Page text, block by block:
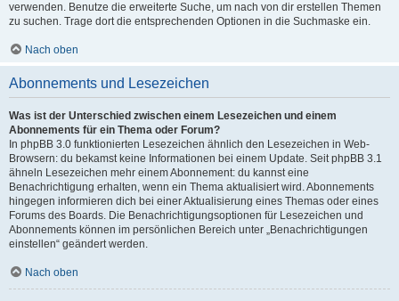
verwenden. Benutze die erweiterte Suche, um nach von dir erstellen Themen
zu suchen. Trage dort die entsprechenden Optionen in die Suchmaske ein.
Nach oben
Abonnements und Lesezeichen
Was ist der Unterschied zwischen einem Lesezeichen und einem
Abonnements für ein Thema oder Forum?
In phpBB 3.0 funktionierten Lesezeichen ähnlich den Lesezeichen in Web-
Browsern: du bekamst keine Informationen bei einem Update. Seit phpBB 3.1
ähneln Lesezeichen mehr einem Abonnement: du kannst eine
Benachrichtigung erhalten, wenn ein Thema aktualisiert wird. Abonnements
hingegen informieren dich bei einer Aktualisierung eines Themas oder eines
Forums des Boards. Die Benachrichtigungsoptionen für Lesezeichen und
Abonnements können im persönlichen Bereich unter „Benachrichtigungen
einstellen“ geändert werden.
Nach oben